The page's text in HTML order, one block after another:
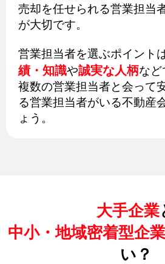
売却を任せられる営業担当
が大切です。
営業担当者を選ぶポイント
績・知識や誠実な人柄など
複数の営業担当者と会って
る営業担当者がいる不動産
ょう。
大手企業
中小・地域密着型企業
い？